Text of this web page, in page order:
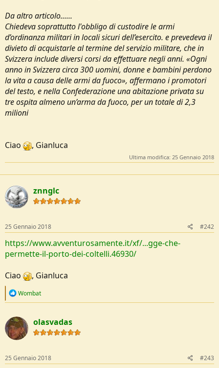
Da altro articolo......
Chiedeva soprattutto l'obbligo di custodire le armi
d’ordinanza militari in locali sicuri dell’esercito. e prevedeva il
divieto di acquistarle al termine del servizio militare, che in
Svizzera include diversi corsi da effettuare negli anni. «Ogni
anno in Svizzera circa 300 uomini, donne e bambini perdono
la vita a causa delle armi da fuoco», affermano i promotori
del testo, e nella Confederazione una abitazione privata su
tre ospita almeno un’arma da fuoco, per un totale di 2,3
milioni
Ciao , Gianluca
Ultima modifica: 25 Gennaio 2018
znnglc
25 Gennaio 2018 #242
https://www.avventurosamente.it/xf/...gge-che-
permette-il-porto-dei-coltelli.46930/
Ciao
, Gianluca
R
c
t
i
o
s
:
Wombat
olasvadas
25 Gennaio 2018 #243